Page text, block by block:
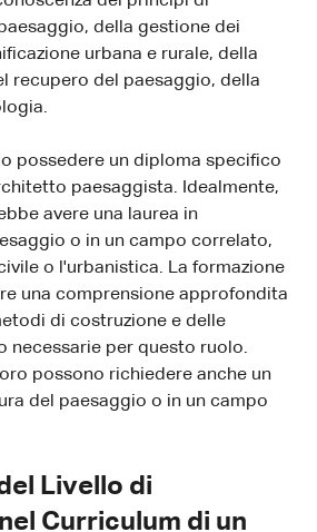
della gestione dei
urbana e rurale, della
recupero del paesaggio, della
possedere un diploma specifico
paesaggista. Idealmente,
avere una laurea in
o in un campo correlato,
o l'urbanistica. La formazione
una comprensione approfondita
di costruzione e delle
necessarie per questo ruolo.
possono richiedere anche un
del paesaggio o in un campo
Livello di
Curriculum di un